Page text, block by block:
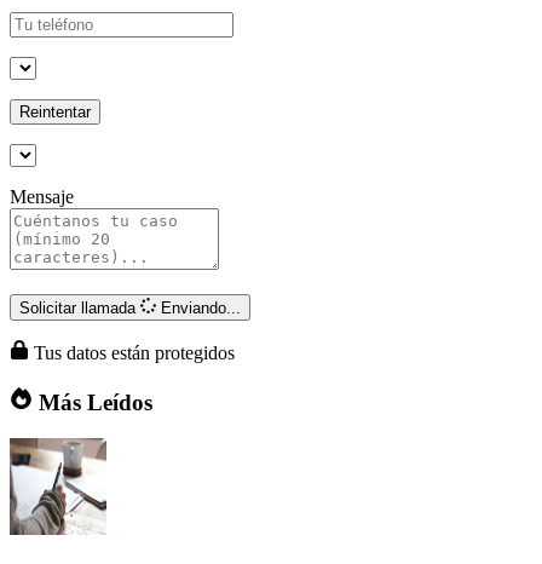
Reintentar
Mensaje
Solicitar llamada Enviando...
Tus datos están protegidos
Más Leídos